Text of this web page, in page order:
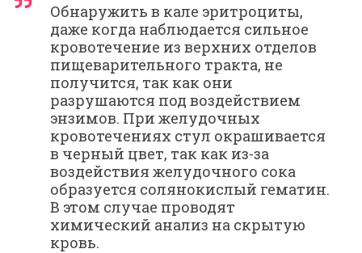
Обнаружить в кале эритроциты,
даже когда наблюдается сильное
кровотечение из верхних отделов
пищеварительного тракта, не
получится, так как они
разрушаются под воздействием
энзимов. При желудочных
кровотечениях стул окрашивается
в черный цвет, так как из-за
воздействия желудочного сока
образуется солянокислый гематин.
В этом случае проводят
химический анализ на скрытую
кровь.